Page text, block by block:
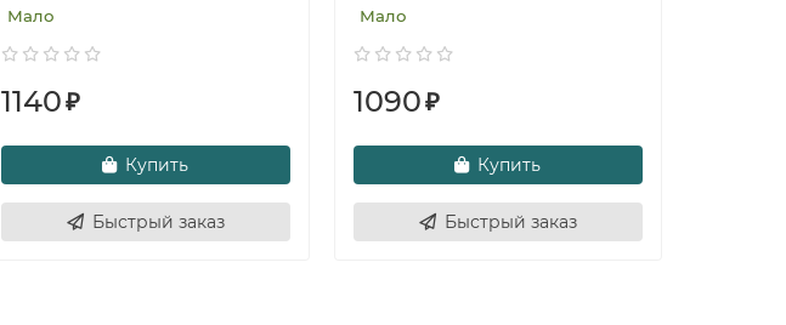
Мало
1140₽
Купить
Быстрый заказ
Мало
1090₽
Купить
Быстрый заказ